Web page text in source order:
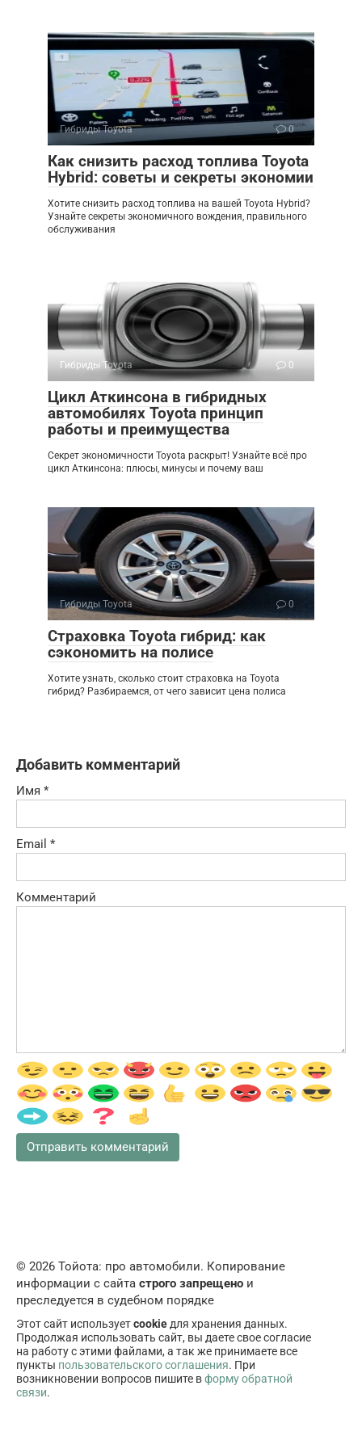
Гибриды Toyota 0
Как снизить расход топлива Toyota
Hybrid: советы и секреты экономии
Хотите снизить расход топлива на вашей Toyota Hybrid?
Узнайте секреты экономичного вождения, правильного
обслуживания
Гибриды Toyota 0
Цикл Аткинсона в гибридных
автомобилях Toyota принцип
работы и преимущества
Секрет экономичности Toyota раскрыт! Узнайте всё про
цикл Аткинсона: плюсы, минусы и почему ваш
Гибриды Toyota 0
Страховка Toyota гибрид: как
сэкономить на полисе
Хотите узнать, сколько стоит страховка на Toyota
гибрид? Разбираемся, от чего зависит цена полиса
Добавить комментарий
Имя *
Email *
Комментарий
© 2026 Тойота: про автомобили. Копирование
информации с сайта строго запрещено и
преследуется в судебном порядке
Этот сайт используетcookieдля хранения данных.
Продолжая использовать сайт, вы даете свое согласие
на работу с этими файлами, а так же принимаете все
пункты пользовательского соглашения. При
возникновении вопросов пишите вформу обратной
связи.